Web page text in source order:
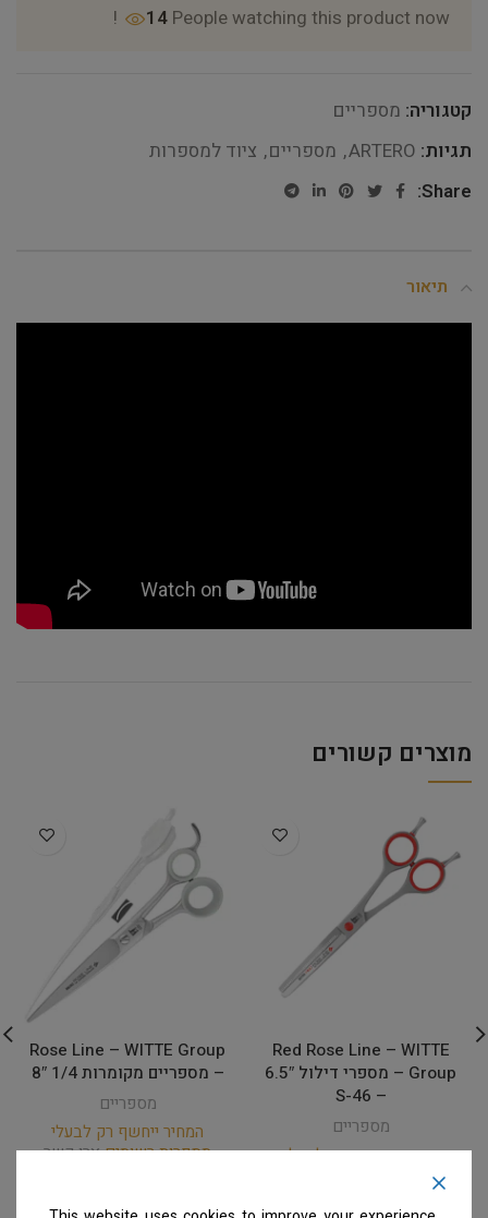
14 People watching this product now!
קטגוריה: מספריים
תגיות: ARTERO
, מספריים, ציוד למספרות
Share:
תיאור
מוצרים קשורים
Red Rose Line – WITTE
Group – מספרי דילול 6.5″
– 46-S
מספריים
המחיר ייחשף רק לבעלי
מספרות רשומים
Rose Line – WITTE Group
– מספריים מקומרות 1/4 8″
מספריים
המחיר ייחשף רק לבעלי
מספרות רשומיםצרו קשר